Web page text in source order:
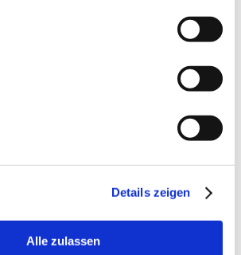
Details zeigen
Alle zulassen